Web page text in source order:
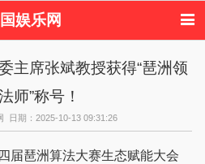
娱乐网
韩国娱乐
欧美娱乐
影视新闻
星
欧美明星八卦
主席张斌教授获得“琶洲领
师”称号！
日期：2025-10-13 09:31:26
琶洲算法大赛生态赋能大会